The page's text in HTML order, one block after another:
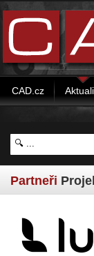
CAD.cz
Partneři